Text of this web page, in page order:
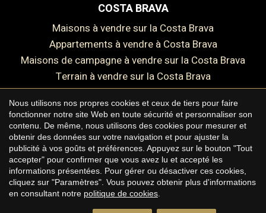
COSTA BRAVA
Maisons à vendre sur la Costa Brava
Appartements à vendre à Costa Brava
Maisons de campagne à vendre sur la Costa Brava
Terrain à vendre sur la Costa Brava
Copyright © 2026 Premium Houses
Avis juridique
Politique de confidentialité
Politique de cookies
Nous utilisons nos propres cookies et ceux de tiers pour faire
fonctionner notre site Web en toute sécurité et personnaliser son
contenu. De même, nous utilisons des cookies pour mesurer et
obtenir des données sur votre navigation et pour ajuster la
publicité à vos goûts et préférences. Appuyez sur le bouton "Tout
accepter" pour confirmer que vous avez lu et accepté les
informations présentées. Pour gérer ou désactiver ces cookies,
cliquez sur "Paramètres". Vous pouvez obtenir plus d'informations
en consultant notre politique de cookies
Enregistrer les paramètres Tout accepter